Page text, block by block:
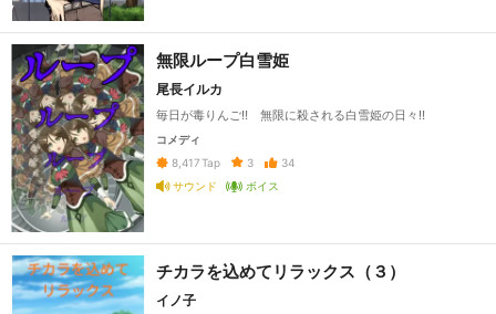
無限ループ白雪姫
尾長イルカ
毎日が毒りんご‼ 無限に殺される白雪姫の日々‼
コメディ
8,417 Tap 3
34
サウンド
ボイス
チカラを込めてリラックス（３）
イノ子